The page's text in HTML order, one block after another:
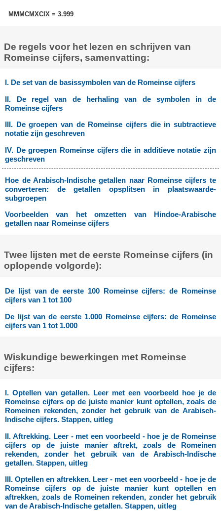
MMMCMXCIX = 3.999
De regels voor het lezen en schrijven van
Romeinse cijfers, samenvatting:
I. De set van de basissymbolen van de Romeinse cijfers
II. De regel van de herhaling van de symbolen in de
Romeinse cijfers
III. De groepen van de Romeinse cijfers die in subtractieve
notatie zijn geschreven
IV. De groepen Romeinse cijfers die in additieve notatie zijn
geschreven
Hoe de Arabisch-Indische getallen naar Romeinse cijfers te
converteren: de getallen opsplitsen in plaatswaarde-
subgroepen
Voorbeelden van het omzetten van Hindoe-Arabische
getallen naar Romeinse cijfers
Twee lijsten met de eerste Romeinse cijfers (in
oplopende volgorde):
De lijst van de eerste 100 Romeinse cijfers: de Romeinse
cijfers van 1 tot 100
De lijst van de eerste 1.000 Romeinse cijfers: de Romeinse
cijfers van 1 tot 1.000
Wiskundige bewerkingen met Romeinse
cijfers:
I. Optellen van getallen. Leer met een voorbeeld hoe je de
Romeinse cijfers op de juiste manier kunt optellen, zoals de
Romeinen rekenden, zonder het gebruik van de Arabisch-
Indische cijfers. Stappen, uitleg
II. Aftrekking. Leer - met een voorbeeld - hoe je de Romeinse
cijfers op de juiste manier aftrekt, zoals de Romeinen
rekenden, zonder het gebruik van de Arabisch-Indische
getallen. Stappen, uitleg
III. Optellen en aftrekken. Leer - met een voorbeeld - hoe je de
Romeinse cijfers op de juiste manier kunt optellen en
aftrekken, zoals de Romeinen rekenden, zonder het gebruik
van de Arabisch-Indische getallen. Stappen, uitleg